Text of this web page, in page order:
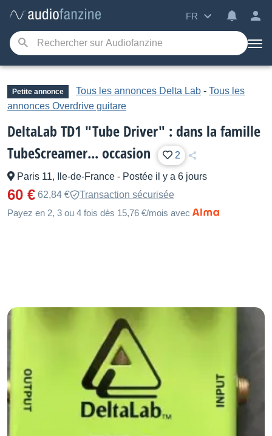
FR
Petite annonce Tous les annonces Delta Lab - Tous les
annonces Overdrive guitare
DeltaLab TD1 "Tube Driver" : dans la famille
TubeScreamer... occasion
2
Paris 11, Ile-de-France - Postée il y a 6 jours
60 € 62,84 €
Transaction sécurisée
Payez en 2, 3 ou 4 fois dès 15,76 €/mois avec